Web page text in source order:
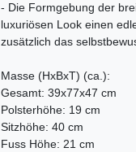
- Die Formgebung der
luxuriösen Look einen
zusätzlich das
Masse (HxBxT) (ca.):
Gesamt: 39x77x47 cm
Polsterhöhe: 19 cm
Sitzhöhe: 40 cm
Fuss Höhe: 21 cm